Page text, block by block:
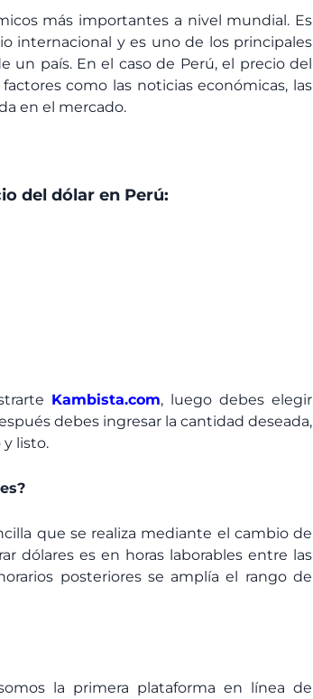
más importantes a nivel mundial. Es
internacional y es uno de los principales
un país. En el caso de Perú, el precio del
como las noticias económicas, las
en el mercado.
del dólar en Perú:
Kambista.com, luego debes elegir
debes ingresar la cantidad deseada,
listo.
que se realiza mediante el cambio de
dólares es en horas laborables entre las
posteriores se amplía el rango de
la primera plataforma en línea de